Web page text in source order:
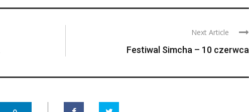
Next Article
Festiwal Simcha – 10 czerwca